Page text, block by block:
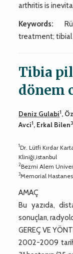
arthritis is
Keywords:
treatment; tibial
Tibia
dönem
Deniz Gulabi1,
Avci1, Erkal Bilen3
1Dr. Lütfi Kırdar
Kliniği,istanbul
2Bezmi Alem
3Memorial
AMAÇ
Bu yazıda,
sonuçları,
GEREÇ VE
2002-2009